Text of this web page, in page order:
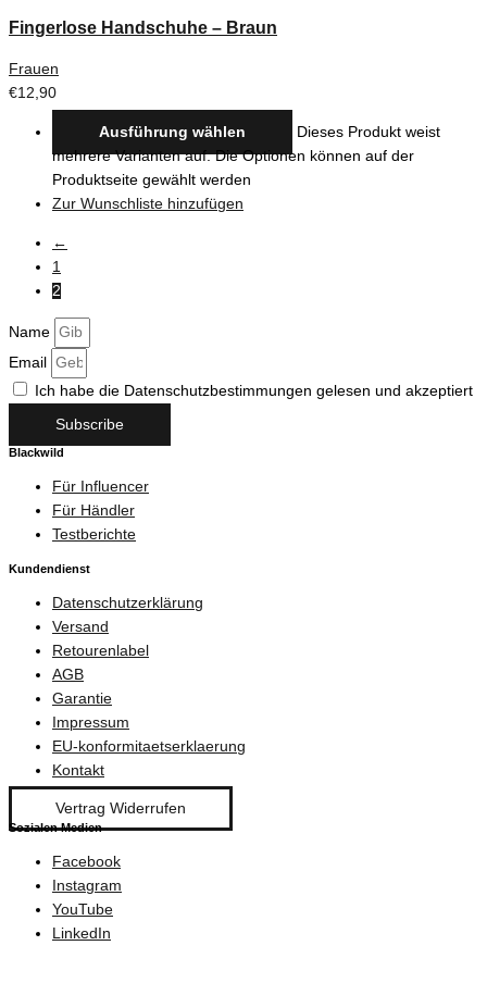
Fingerlose Handschuhe – Braun
Frauen
€12,90
Ausführung wählen
Dieses Produkt weist
mehrere Varianten auf. Die Optionen können auf der
Produktseite gewählt werden
Zur Wunschliste hinzufügen
←
1
2
Name
Email
Ich habe die Datenschutzbestimmungen gelesen und akzeptiert
Subscribe
Blackwild
Für Influencer
Für Händler
Testberichte
Kundendienst
Datenschutzerklärung
Versand
Retourenlabel
AGB
Garantie
Impressum
EU-konformitaetserklaerung
Kontakt
Vertrag Widerrufen
Sozialen Medien
Facebook
Instagram
YouTube
LinkedIn